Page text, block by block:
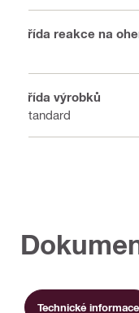
Třída reakce na
Třída výrobků
Standard
Technické informace